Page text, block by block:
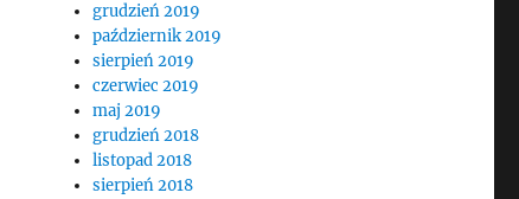
grudzień 2019
październik 2019
sierpień 2019
czerwiec 2019
maj 2019
grudzień 2018
listopad 2018
sierpień 2018